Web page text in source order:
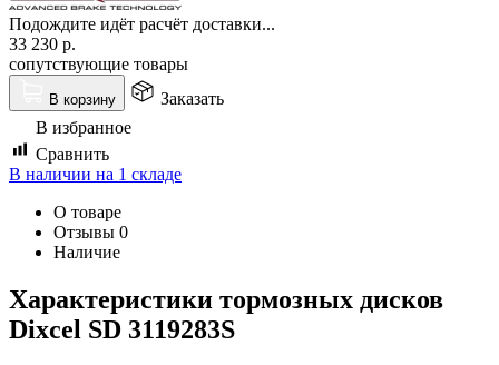
Подождите идёт расчёт доставки...
33 230 р.
сопутствующие товары
В корзину
Заказать
В избранное
Сравнить
В наличии на 1 складе
О товаре
Отзывы 0
Наличие
Характеристики тормозных дисков
Dixcel SD 3119283S